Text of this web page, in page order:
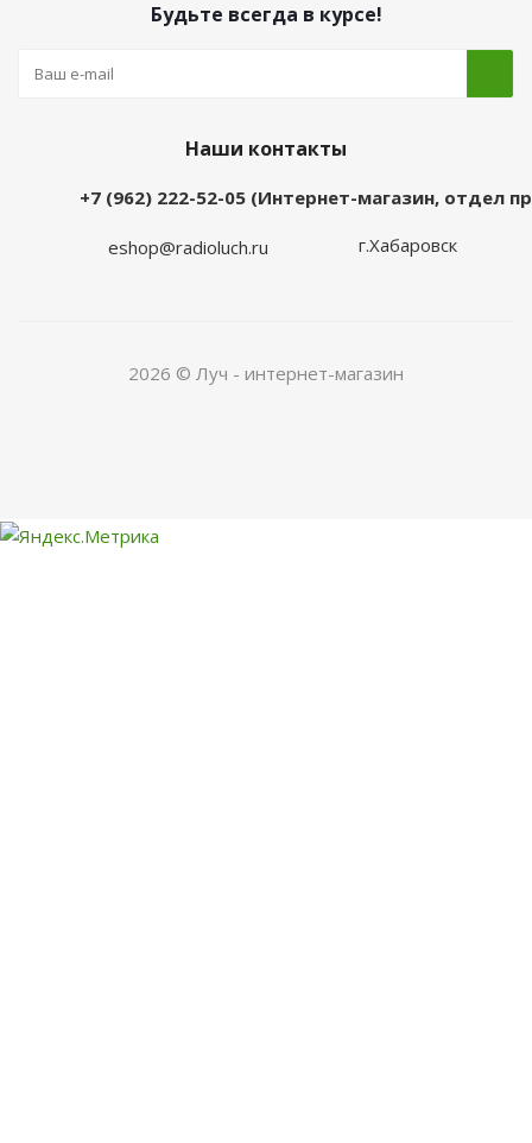
Будьте всегда в курсе!
Наши контакты
+7 (962) 222-52-05 (Интернет-магазин, отдел
eshop@radioluch.ru г.Хабаровск
2026 © Луч - интернет-магазин